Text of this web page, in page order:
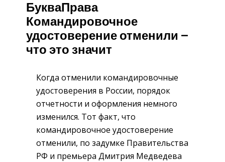
БукваПрава
Командировочное
удостоверение отменили —
что это значит
Когда отменили командировочные
удостоверения в России, порядок
отчетности и оформления немного
изменился. Тот факт, что
командировочное удостоверение
отменили, по задумке Правительства
РФ и премьера Дмитрия Медведева